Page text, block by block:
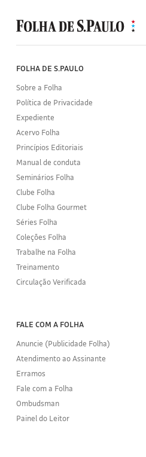
Folha
de
S.Paulo
FOLHA DE S.PAULO
Sobre a Folha
Política de Privacidade
Expediente
Acervo Folha
Princípios Editoriais
Manual de conduta
Seminários Folha
Clube Folha
Clube Folha Gourmet
Séries Folha
Coleções Folha
Trabalhe na Folha
Treinamento
Circulação Verificada
FALE COM A FOLHA
Anuncie (Publicidade Folha)
Atendimento ao Assinante
Erramos
Fale com a Folha
Ombudsman
Painel do Leitor